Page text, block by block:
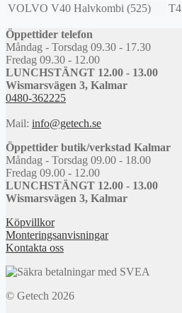
VOLVO V40 Halvkombi (525) T4
Öppettider telefon
Måndag - Torsdag 09.30 - 17.30
Fredag 09.30 - 12.00
LUNCHSTÄNGT 12.00 - 13.00
Wismarsvägen 3, Kalmar
0480-362225
Mail: info@getech.se
Öppettider butik/verkstad Kalmar
Måndag - Torsdag 09.00 - 18.00
Fredag 09.00 - 12.00
LUNCHSTÄNGT 12.00 - 13.00
Wismarsvägen 3, Kalmar
Köpvillkor
Monteringsanvisningar
Kontakta oss
© Getech 2026